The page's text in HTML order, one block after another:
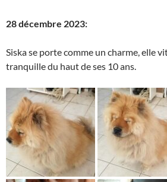
28 décembre 2023:
Siska se porte comme un charme, elle
tranquille du haut de ses 10 ans.